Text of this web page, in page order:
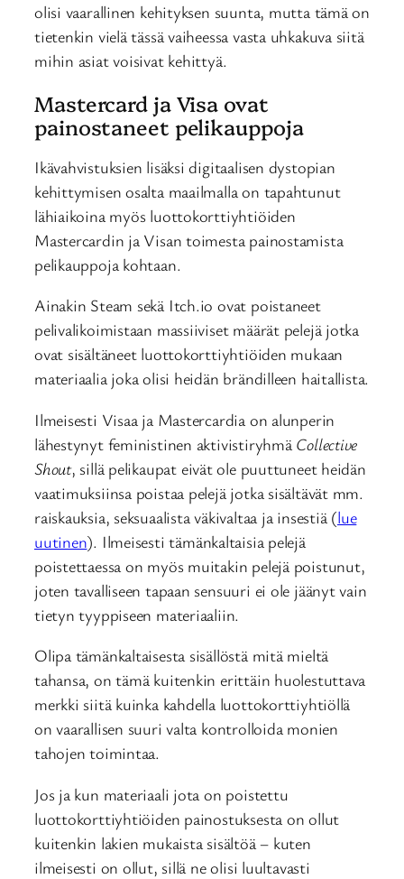
olisi vaarallinen kehityksen suunta, mutta tämä on
tietenkin vielä tässä vaiheessa vasta uhkakuva siitä
mihin asiat voisivat kehittyä.
Mastercard ja Visa ovat
painostaneet pelikauppoja
Ikävahvistuksien lisäksi digitaalisen dystopian
kehittymisen osalta maailmalla on tapahtunut
lähiaikoina myös luottokorttiyhtiöiden
Mastercardin ja Visan toimesta painostamista
pelikauppoja kohtaan.
Ainakin Steam sekä Itch.io ovat poistaneet
pelivalikoimistaan massiiviset määrät pelejä jotka
ovat sisältäneet luottokorttiyhtiöiden mukaan
materiaalia joka olisi heidän brändilleen haitallista.
Ilmeisesti Visaa ja Mastercardia on alunperin
lähestynyt feministinen aktivistiryhmä Collective
Shout, sillä pelikaupat eivät ole puuttuneet heidän
vaatimuksiinsa poistaa pelejä jotka sisältävät mm.
raiskauksia, seksuaalista väkivaltaa ja insestiä (lue
uutinen). Ilmeisesti tämänkaltaisia pelejä
poistettaessa on myös muitakin pelejä poistunut,
joten tavalliseen tapaan sensuuri ei ole jäänyt vain
tietyn tyyppiseen materiaaliin.
Olipa tämänkaltaisesta sisällöstä mitä mieltä
tahansa, on tämä kuitenkin erittäin huolestuttava
merkki siitä kuinka kahdella luottokorttiyhtiöllä
on vaarallisen suuri valta kontrolloida monien
tahojen toimintaa.
Jos ja kun materiaali jota on poistettu
luottokorttiyhtiöiden painostuksesta on ollut
kuitenkin lakien mukaista sisältöä – kuten
ilmeisesti on ollut, sillä ne olisi luultavasti